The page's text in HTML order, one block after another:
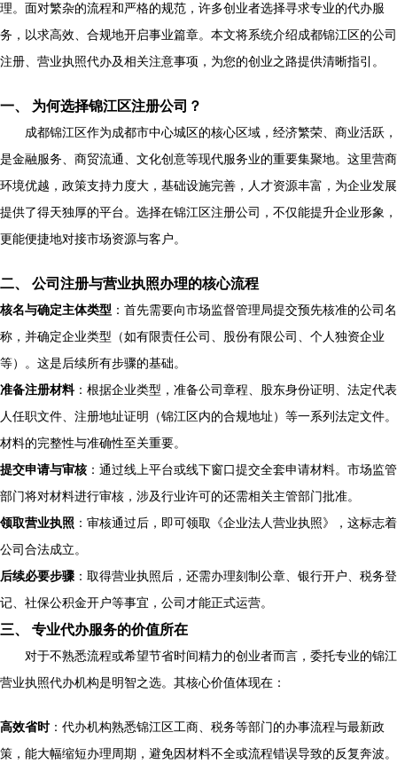
理。面对繁杂的流程和严格的规范，许多创业者选择寻求专业的代办服
务，以求高效、合规地开启事业篇章。本文将系统介绍成都锦江区的公司
注册、营业执照代办及相关注意事项，为您的创业之路提供清晰指引。
一、 为何选择锦江区注册公司？
成都锦江区作为成都市中心城区的核心区域，经济繁荣、商业活跃，
是金融服务、商贸流通、文化创意等现代服务业的重要集聚地。这里营商
环境优越，政策支持力度大，基础设施完善，人才资源丰富，为企业发展
提供了得天独厚的平台。选择在锦江区注册公司，不仅能提升企业形象，
更能便捷地对接市场资源与客户。
二、 公司注册与营业执照办理的核心流程
核名与确定主体类型 ：首先需要向市场监督管理局提交预先核准的公司名
称，并确定企业类型（如有限责任公司、股份有限公司、个人独资企业
等）。这是后续所有步骤的基础。
准备注册材料：根据企业类型，准备公司章程、股东身份证明、法定代表
人任职文件、注册地址证明（锦江区内的合规地址）等一系列法定文件。
材料的完整性与准确性至关重要。
提交申请与审核 ：通过线上平台或线下窗口提交全套申请材料。市场监管
部门将对材料进行审核，涉及行业许可的还需相关主管部门批准。
领取营业执照 ：审核通过后，即可领取《企业法人营业执照》，这标志着
公司合法成立。
后续必要步骤 ：取得营业执照后，还需办理刻制公章、银行开户、税务登
记、社保公积金开户等事宜，公司才能正式运营。
三、 专业代办服务的价值所在
对于不熟悉流程或希望节省时间精力的创业者而言，委托专业的锦江
营业执照代办机构是明智之选。其核心价值体现在：
高效省时：代办机构熟悉锦江区工商、税务等部门的办事流程与最新政
策，能大幅缩短办理周期，避免因材料不全或流程错误导致的反复奔波。